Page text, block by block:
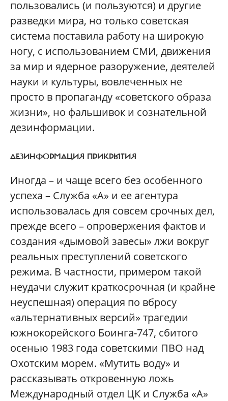
пользовались (и пользуются) и другие
разведки мира, но только советская
система поставила работу на широкую
ногу, с использованием СМИ, движения
за мир и ядерное разоружение, деятелей
науки и культуры, вовлеченных не
просто в пропаганду «советского образа
жизни», но фальшивок и сознательной
дезинформации.
ДЕЗИНФОРМАЦИЯ ПРИКРЫТИЯ
Иногда – и чаще всего без особенного
успеха – Служба «А» и ее агентура
использовалась для совсем срочных дел,
прежде всего – опровержения фактов и
создания «дымовой завесы» лжи вокруг
реальных преступлений советского
режима. В частности, примером такой
неудачи служит краткосрочная (и крайне
неуспешная) операция по вбросу
«альтернативных версий» трагедии
южнокорейского Боинга-747, сбитого
осенью 1983 года советскими ПВО над
Охотским морем. «Мутить воду» и
рассказывать откровенную ложь
Международный отдел ЦК и Служба «А»